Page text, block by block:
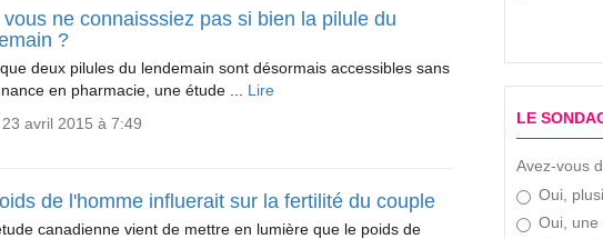
vous ne connaisssiez pas si bien la pilule du
?
deux pilules du lendemain sont désormais accessibles sans
en pharmacie, une étude ... Lire
avril 2015 à 7:49
de l'homme influerait sur la fertilité du couple
canadienne vient de mettre en lumière que le poids de
LE
Avez-vous
Oui,
Oui, une